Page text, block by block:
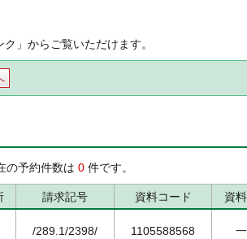
」からご覧いただけます。
の予約件数は 0 件です。
請求記号 資料コード 資
/289.1/2398/ 1105588568